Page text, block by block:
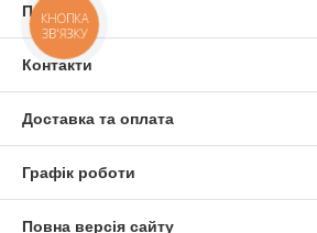
Про нас
Контакти
Доставка та оплата
Графік роботи
Повна версія сайту
КНОПКА
ЗВ'ЯЗКУ